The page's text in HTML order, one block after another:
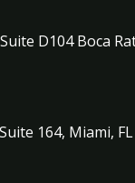
D104 Boca
164, Miami,